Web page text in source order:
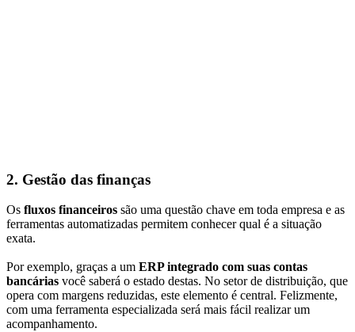
2. Gestão das finanças
Os fluxos financeiros são uma questão chave em toda empresa e as
ferramentas automatizadas permitem conhecer qual é a situação
exata.
Por exemplo, graças a um ERP integrado com suas contas
bancárias você saberá o estado destas. No setor de distribuição, que
opera com margens reduzidas, este elemento é central. Felizmente,
com uma ferramenta especializada será mais fácil realizar um
acompanhamento.